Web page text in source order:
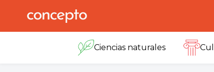
Ciencias naturales